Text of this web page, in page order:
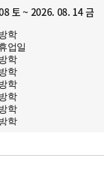
토 ~ 2026. 08. 14 금
학
업일
학
학
학
학
학
학